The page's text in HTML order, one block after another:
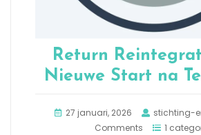
Return
Nieuwe Start na
27 januari, 2026 stichting-
Comments
1